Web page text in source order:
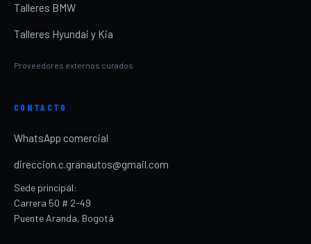
Talleres BMW
Talleres Hyundai y Kia
Proveedores externos curados
CONTACTO
WhatsApp comercial
direccion.c.granautos@gmail.com
Sede principal:
Carrera 50 # 2-49
Puente Aranda, Bogotá